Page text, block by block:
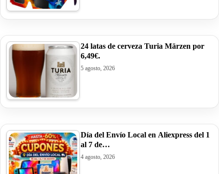
24 latas de cerveza Turia Märzen por
6,49€.
5 agosto, 2026
Día del Envío Local en Aliexpress del 1
al 7 de…
4 agosto, 2026